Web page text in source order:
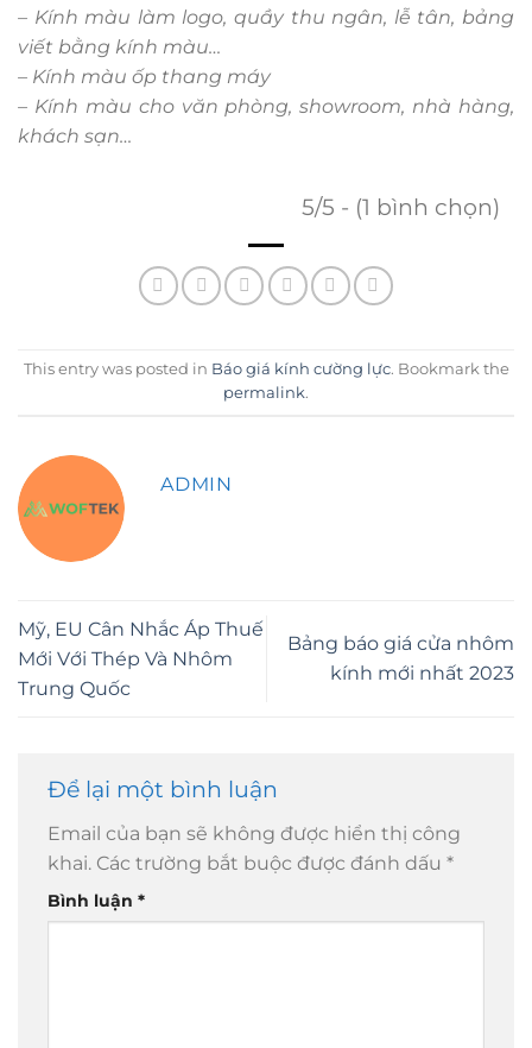
– Kính màu làm logo, quầy thu ngân, lễ tân, bảng
viết bằng kính màu…
– Kính màu ốp thang máy
– Kính màu cho văn phòng, showroom, nhà hàng,
khách sạn…
5/5 - (1 bình chọn)
This entry was posted in Báo giá kính cường lực. Bookmark the
permalink.
ADMIN
Mỹ, EU Cân Nhắc Áp Thuế
Mới Với Thép Và Nhôm
Trung Quốc
Bảng báo giá cửa nhôm
kính mới nhất 2023
Để lại một bình luận
Email của bạn sẽ không được hiển thị công
khai. Các trường bắt buộc được đánh dấu *
Bình luận *